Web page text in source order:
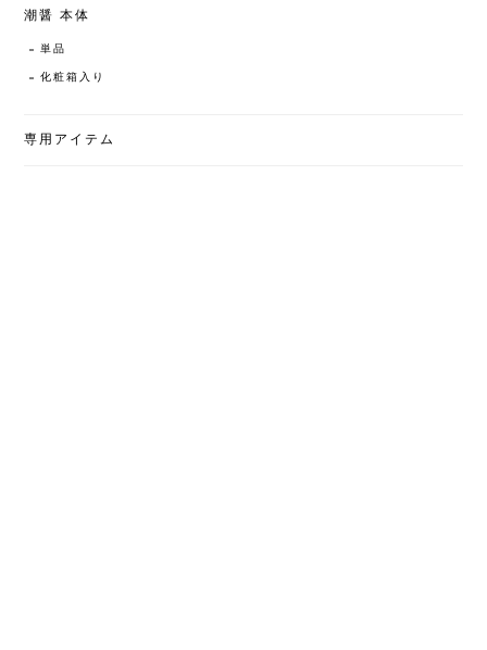
潮醤 本体
単品
化粧箱入り
専用アイテム